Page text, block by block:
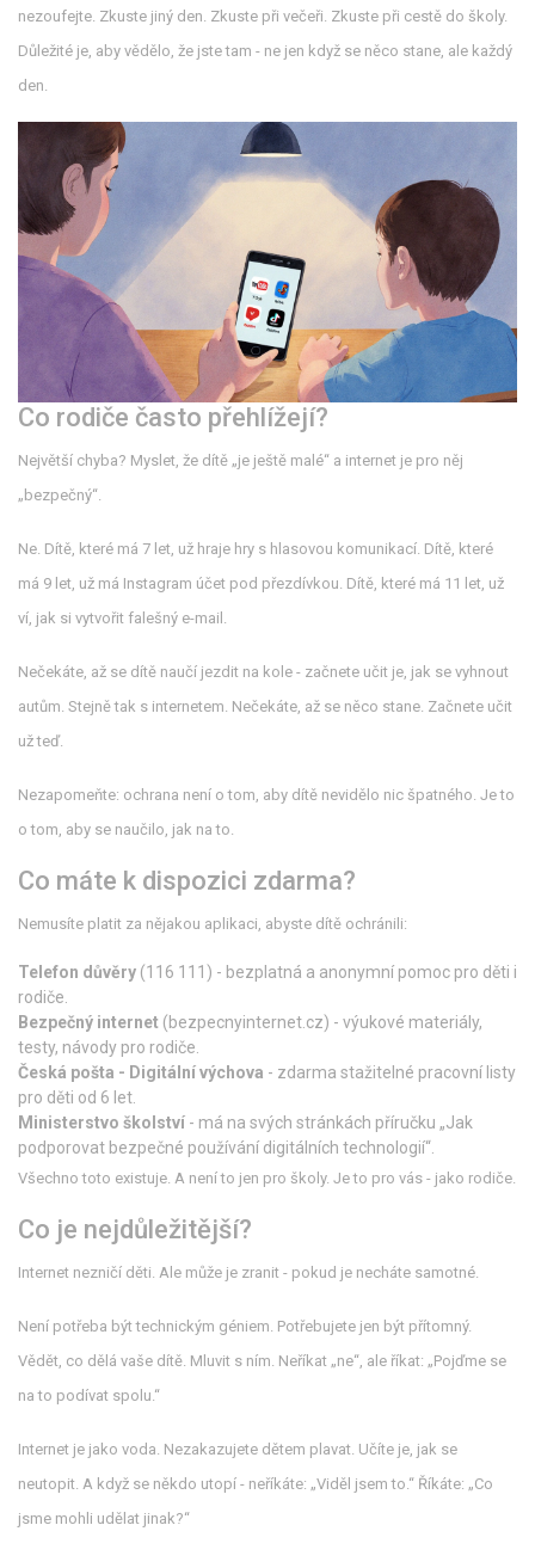
nezoufejte. Zkuste jiný den. Zkuste při večeři. Zkuste při cestě do školy.
Důležité je, aby vědělo, že jste tam - ne jen když se něco stane, ale každý
den.
Co rodiče často přehlížejí?
Největší chyba? Myslet, že dítě „je ještě malé“ a internet je pro něj
„bezpečný“.
Ne. Dítě, které má 7 let, už hraje hry s hlasovou komunikací. Dítě, které
má 9 let, už má Instagram účet pod přezdívkou. Dítě, které má 11 let, už
ví, jak si vytvořit falešný e-mail.
Nečekáte, až se dítě naučí jezdit na kole - začnete učit je, jak se vyhnout
autům. Stejně tak s internetem. Nečekáte, až se něco stane. Začnete učit
už teď.
Nezapomeňte: ochrana není o tom, aby dítě nevidělo nic špatného. Je to
o tom, aby se naučilo, jak na to.
Co máte k dispozici zdarma?
Nemusíte platit za nějakou aplikaci, abyste dítě ochránili:
Telefon důvěry (116 111) - bezplatná a anonymní pomoc pro děti i
rodiče.
Bezpečný internet (bezpecnyinternet.cz) - výukové materiály,
testy, návody pro rodiče.
Česká pošta - Digitální výchova - zdarma stažitelné pracovní listy
pro děti od 6 let.
Ministerstvo školství - má na svých stránkách příručku „Jak
podporovat bezpečné používání digitálních technologií“.
Všechno toto existuje. A není to jen pro školy. Je to pro vás - jako rodiče.
Co je nejdůležitější?
Internet nezničí děti. Ale může je zranit - pokud je necháte samotné.
Není potřeba být technickým géniem. Potřebujete jen být přítomný.
Vědět, co dělá vaše dítě. Mluvit s ním. Neříkat „ne“, ale říkat: „Pojďme se
na to podívat spolu.“
Internet je jako voda. Nezakazujete dětem plavat. Učíte je, jak se
neutopit. A když se někdo utopí - neříkáte: „Viděl jsem to.“ Říkáte: „Co
jsme mohli udělat jinak?“